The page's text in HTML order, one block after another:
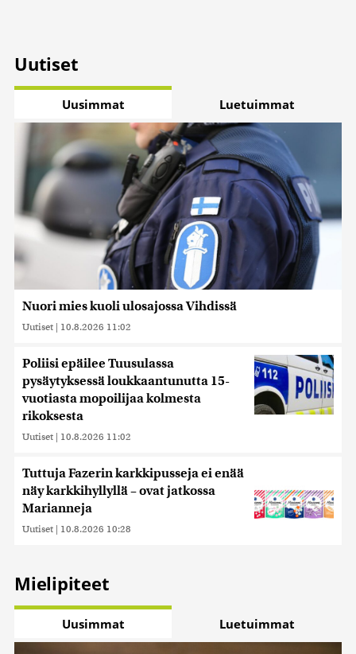
Uutiset
Uusimmat Luetuimmat
Nuori mies kuoli ulosajossa Vihdissä
Uutiset | 10.8.2026 11:02
Poliisi epäilee Tuusulassa
pysäytyksessä loukkaantunutta 15-
vuotiasta mopoilijaa kolmesta
rikoksesta
Uutiset | 10.8.2026 11:02
Tuttuja Fazerin karkkipusseja ei enää
näy karkkihyllyllä – ovat jatkossa
Marianneja
Uutiset | 10.8.2026 10:28
Mielipiteet
Uusimmat Luetuimmat